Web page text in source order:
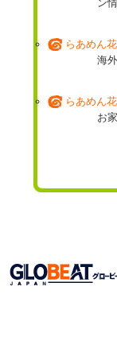
ン
らあめん
海
らあめん
お